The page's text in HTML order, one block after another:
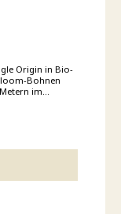
Origin in Bio-
Bohnen
im
In der
Fruchtigkeit
für eine breite
Ob als
lebendiger